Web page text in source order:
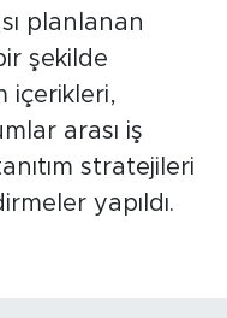
planlanan
şekilde
içerikleri,
arası iş
stratejileri
yapıldı.